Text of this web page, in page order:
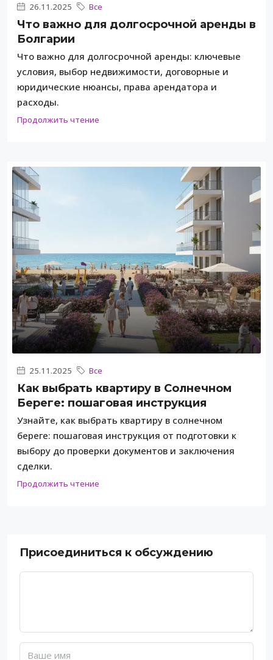
26.11.2025 Все
Что важно для долгосрочной аренды в
Болгарии
Что важно для долгосрочной аренды: ключевые
условия, выбор недвижимости, договорные и
юридические нюансы, права арендатора и
расходы.
Продолжить чтение
25.11.2025 Все
Как выбрать квартиру в Солнечном
Береге: пошаговая инструкция
Узнайте, как выбрать квартиру в солнечном
береге: пошаговая инструкция от подготовки к
выбору до проверки документов и заключения
сделки.
Продолжить чтение
Присоединиться к обсуждению